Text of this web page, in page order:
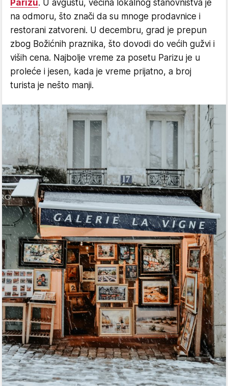
Parizu. U avgustu, većina lokalnog stanovništva je
na odmoru, što znači da su mnoge prodavnice i
restorani zatvoreni. U decembru, grad je prepun
zbog Božićnih praznika, što dovodi do većih gužvi i
viših cena. Najbolje vreme za posetu Parizu je u
proleće i jesen, kada je vreme prijatno, a broj
turista je nešto manji.